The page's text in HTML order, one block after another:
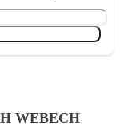
WEBECH